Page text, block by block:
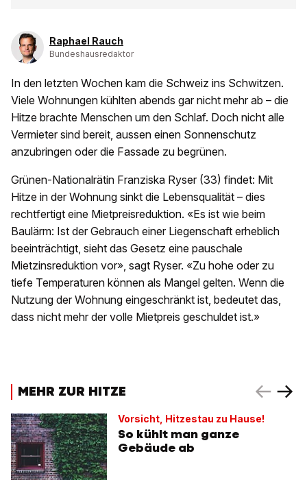
Raphael Rauch
Bundeshausredaktor
In den letzten Wochen kam die Schweiz ins Schwitzen.
Viele Wohnungen kühlten abends gar nicht mehr ab – die
Hitze brachte Menschen um den Schlaf. Doch nicht alle
Vermieter sind bereit, aussen einen Sonnenschutz
anzubringen oder die Fassade zu begrünen.
Grünen-Nationalrätin Franziska Ryser (33) findet: Mit
Hitze in der Wohnung sinkt die Lebensqualität – dies
rechtfertigt eine Mietpreisreduktion. «Es ist wie beim
Baulärm: Ist der Gebrauch einer Liegenschaft erheblich
beeinträchtigt, sieht das Gesetz eine pauschale
Mietzinsreduktion vor», sagt Ryser. «Zu hohe oder zu
tiefe Temperaturen können als Mangel gelten. Wenn die
Nutzung der Wohnung eingeschränkt ist, bedeutet das,
dass nicht mehr der volle Mietpreis geschuldet ist.»
MEHR ZUR HITZE
Vorsicht, Hitzestau zu Hause!
So kühlt man ganze
Gebäude ab